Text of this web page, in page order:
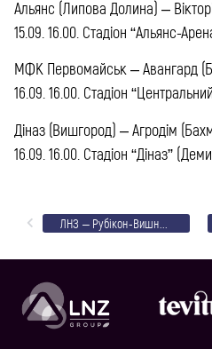
Альянс (Липова Долина) –
15.09. 16.00. Стадіон “Альянс-
МФК Первомайськ – Авангард
16.09. 16.00. Стадіон
Діназ (Вишгород) – Агродім
16.09. 16.00. Стадіон “Діназ”